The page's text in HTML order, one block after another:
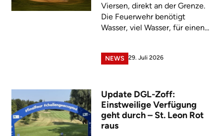
Viersen, direkt an der Grenze.
Die Feuerwehr benötigt
Wasser, viel Wasser, für einen...
NEWS 29. Juli 2026
Update DGL-Zoff:
Einstweilige Verfügung
geht durch – St. Leon Rot
raus